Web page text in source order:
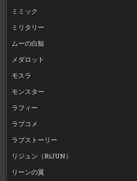
ミミック
ミリタリー
ムーの白鯨
メダロット
モスラ
モンスター
ラフィー
ラブコメ
ラブストーリー
リジュン（RiJUN）
リーンの翼